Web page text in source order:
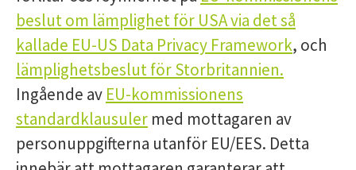
beslut om lämplighet för USA via det så
kallade EU-US Data Privacy Framework, och
lämplighetsbeslut för Storbritannien.
Ingående av EU-kommissionens
standardklausuler med mottagaren av
personuppgifterna utanför EU/EES. Detta